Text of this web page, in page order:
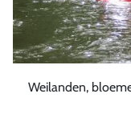
Weilanden,